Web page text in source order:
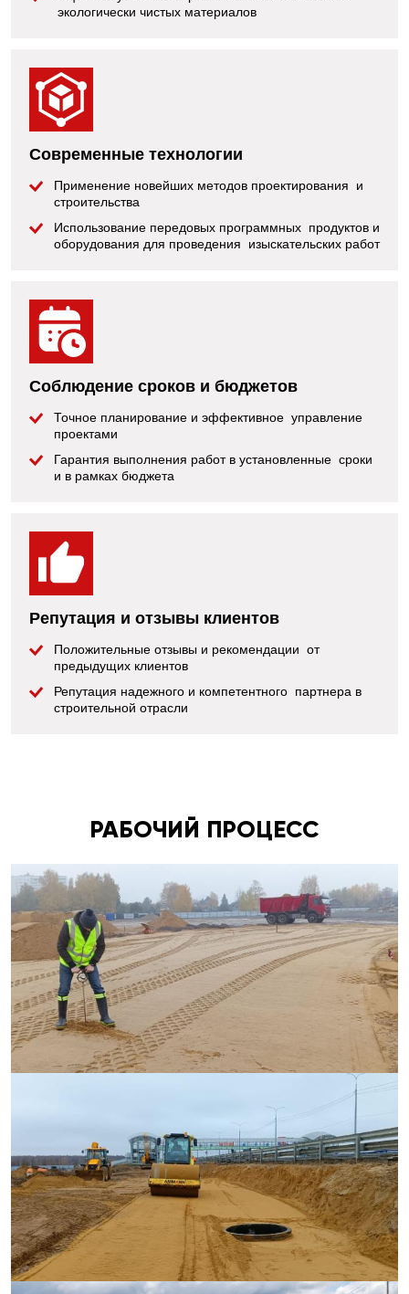
экологически чистых материалов
Современные технологии
Применение новейших методов проектирования и
строительства
Использование передовых программных продуктов и
оборудования для проведения изыскательских работ
Соблюдение сроков и бюджетов
Точное планирование и эффективное управление
проектами
Гарантия выполнения работ в установленные сроки
и в рамках бюджета
Репутация и отзывы клиентов
Положительные отзывы и рекомендации от
предыдущих клиентов
Репутация надежного и компетентного партнера в
строительной отрасли
РАБОЧИЙ ПРОЦЕСС